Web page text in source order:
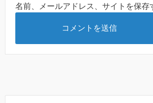
名前、メールアドレス、サイトを保存